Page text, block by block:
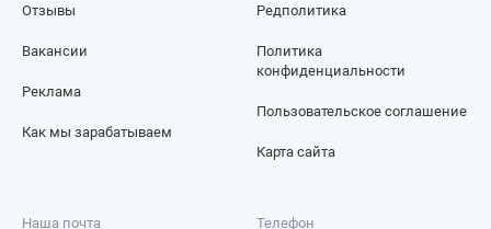
Отзывы Редполитика
Вакансии
Реклама
Как мы зарабатываем
Политика
конфиденциальности
Пользовательское соглашение
Карта сайта
Наша почта Телефон